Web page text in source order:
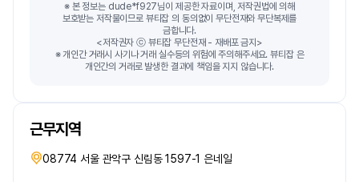
※ 본 정보는 dude*f927님이 제공한 자료이며, 저작권법에 의해
보호받는 저작물이므로 뷰티잡 의 동의없이 무단전재와 무단복제를
금합니다.
<저작권자 ⓒ 뷰티잡 무단전재 - 재배포 금지>
※ 개인간 거래시 사기나 거래 실수등의 위험에 주의해주세요. 뷰티잡 은
개인간의 거래로 발생한 결과에 책임을 지지 않습니다.
근무지역
08774 서울 관악구 신림동 1597-1 은네일